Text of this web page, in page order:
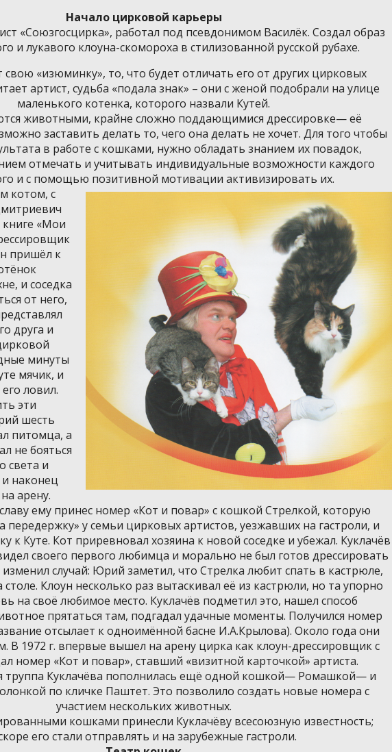
Начало цирковой карьеры
«Союзгосцирка», работал под псевдонимом Василёк. Создал образ
и лукавого клоуна-скомороха в стилизованной русской рубахе.
свою «изюминку», то, что будет отличать его от других цирковых
артист, судьба «подала знак» – они с женой подобрали на улице
маленького котенка, которого назвали Кутей.
животными, крайне сложно поддающимися дрессировке— её
заставить делать то, чего она делать не хочет. Для того чтобы
в работе с кошками, нужно обладать знанием их повадок,
отмечать и учитывать индивидуальные возможности каждого
и с помощью позитивной мотивации активизировать их.
котом, с
«Мои
пришёл к
и соседка
от него,
друга и
минуты
мячик, и
ловил.
эти
шесть
питомца, а
не бояться
света и
наконец
арену.
ему принес номер «Кот и повар» с кошкой Стрелкой, которую
передержку» у семьи цирковых артистов, уезжавших на гастроли, и
к Куте. Кот приревновал хозяина к новой соседке и убежал. Куклачёв
своего первого любимца и морально не был готов дрессировать
случай: Юрий заметил, что Стрелка любит спать в кастрюле,
столе. Клоун несколько раз вытаскивал её из кастрюли, но та упорно
на своё любимое место. Куклачёв подметил это, нашел способ
прятаться там, подгадал удачные моменты. Получился номер
отсылает к одноимённой басне И.А.Крылова). Около года они
В 1972 г. впервые вышел на арену цирка как клоун-дрессировщик с
номер «Кот и повар», ставший «визитной карточкой» артиста.
труппа Куклачёва пополнилась ещё одной кошкой— Ромашкой— и
по кличке Паштет. Это позволило создать новые номера с
участием нескольких животных.
кошками принесли Куклачёву всесоюзную известность;
его стали отправлять и на зарубежные гастроли.